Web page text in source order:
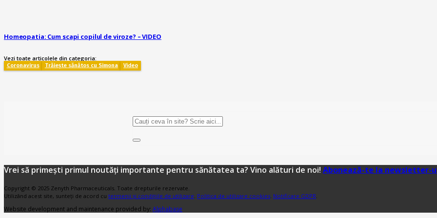
Homeopatia: Cum scapi copilul de viroze? – VIDEO
Vezi toate articolele din categoria:
Coronavirus Trăiește sănătos cu Simona Video
Vrei să primești primul noutăți importante pentru sănătatea ta? Vino alături de noi! Abonează-te la newsletter-
Copyright © 2025 Zenyth Pharmaceuticals. Toate drepturile rezervate.
Utilizând acest site, sunteți de acord cu termenii și condițiile de utilizare. Politica de utilizare cookies. Notificare GDPR.
Website development and maintenance provided by: Alphabase